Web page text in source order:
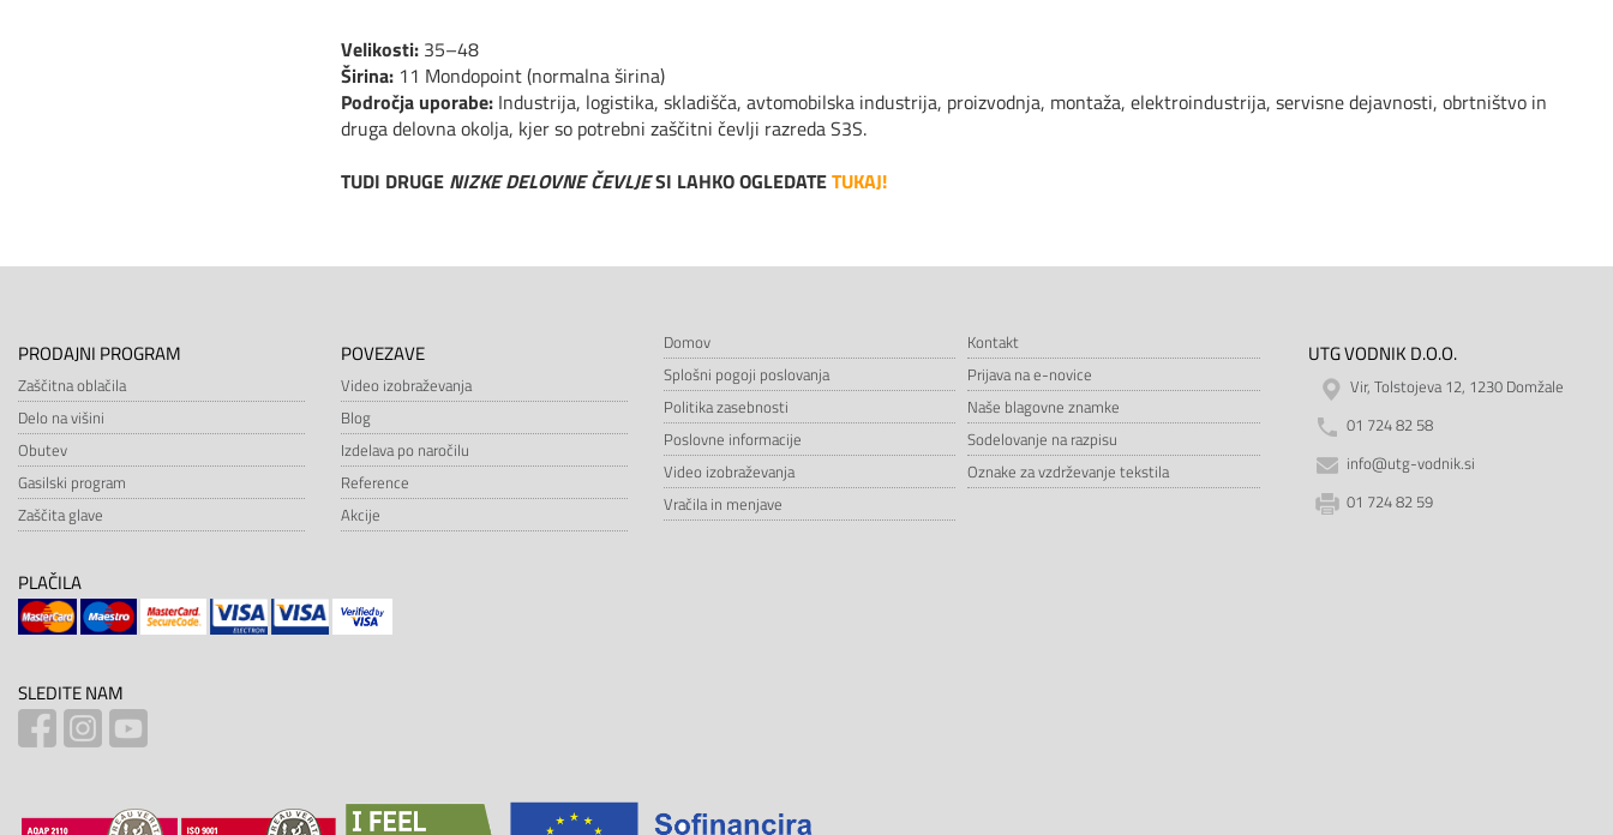
Velikosti:35–48
Širina:11 Mondopoint (normalna širina)
Področja uporabe:Industrija, logistika, skladišča, avtomobilska industrija, proizvodnja, montaža, elektroindustrija, servisne dejavnosti, obrtništvo in
druga delovna okolja, kjer so potrebni zaščitni čevlji razreda S3S.
TUDI DRUGENIZKE DELOVNE ČEVLJESI LAHKO OGLEDATETUKAJ!
PRODAJNI PROGRAM
Zaščitna oblačila
Delo na višini
Obutev
Gasilski program
Zaščita glave
POVEZAVE
Video izobraževanja
Blog
Izdelava po naročilu
Reference
Akcije
Domov
Kontakt
Splošni pogoji poslovanja
Prijava na e-novice
Politika zasebnosti
Naše blagovne znamke
Poslovne informacije
Sodelovanje na razpisu
Video izobraževanja
Oznake za vzdrževanje tekstila
Vračila in menjave
UTG VODNIK D.O.O.
Vir, Tolstojeva 12, 1230 Domžale
01 724 82 58
info@utg-vodnik.si
01 724 82 59
PLAČILA
SLEDITE NAM